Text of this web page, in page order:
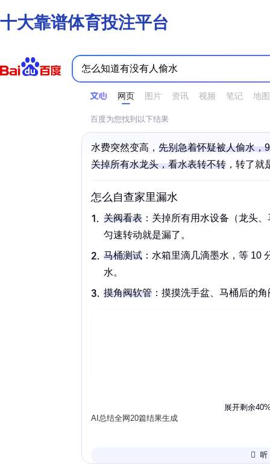
十大靠谱体育投注平台
网页 图片 资讯 视频 笔记 地图
时间不限 所有网页和文件 站点内检索
百度为您找到以下结果
水费突然变高， 先别急着怀疑被人偷水，
关掉所有水龙头，看水表转不转 ，转了就
怎么自查家里漏水
关阀看表 ：关掉所有用水设备（龙头
匀速转动就是漏了。
马桶测试 ：水箱里滴几滴墨水，等 10
水。
摸角阀软管 ：摸摸洗手盆、马桶后的
展开剩余
AI总结全网20篇结果生成